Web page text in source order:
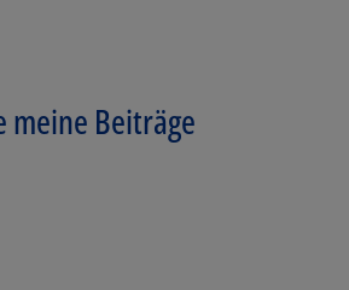
meine Beiträge